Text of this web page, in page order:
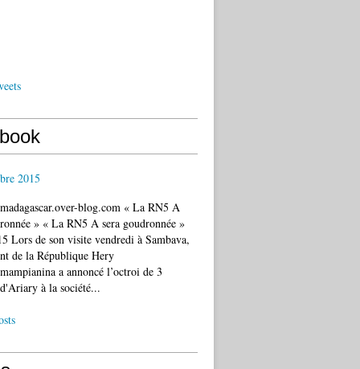
2015
blog.com « La RN5 A
» « La RN5 A sera goudronnée »
Lors de son visite vendredi à Sambava,
de la République Hery
a annoncé l’octroi de 3
à la société...